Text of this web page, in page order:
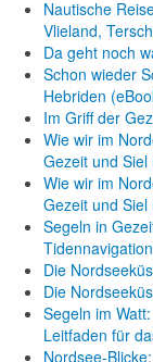
Nautische
Vlieland,
Da geht noch
Schon wieder
Hebriden
Im Griff der
Wie wir im
Gezeit und Siel
Wie wir im
Gezeit und Siel
Segeln in
Tidennavigation
Die
Die
Segeln im
Leitfaden für
Nordsee-